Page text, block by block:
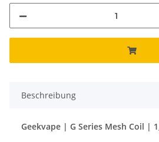
Beschreibung
Geekvape | G Series Mesh Coil |